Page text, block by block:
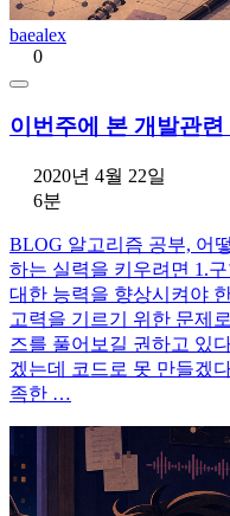
baealex
0
이번주에 본 개발관련
2020년 4월 22일
6분
BLOG 알고리즘 공부, 어
하는 실력을 키우려면 1.
대한 능력을 향상시켜야
고력을 기르기 위한 문제
즈를 풀어보길 권하고 있
겠는데 코드로 못 만들겠
족한 …